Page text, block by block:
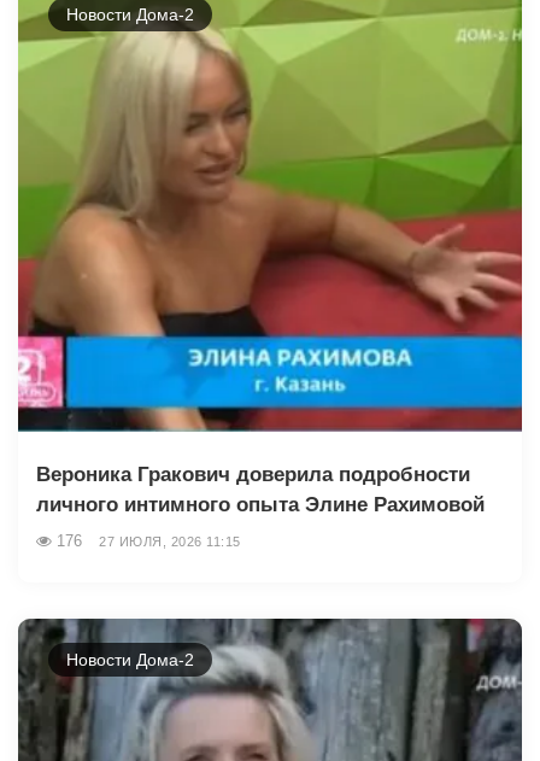
Новости Дома-2
Вероника Гракович доверила подробности
личного интимного опыта Элине Рахимовой
176 27 ИЮЛЯ, 2026 11:15
Новости Дома-2